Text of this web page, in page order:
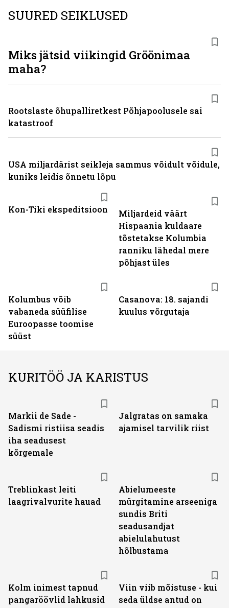
SUURED SEIKLUSED
Kon-Tiki ekspeditsioon
Miljardeid väärt
Hispaania kuldaare
tõstetakse Kolumbia
ranniku lähedal mere
põhjast üles
Kolumbus võib
vabaneda süüfilise
Euroopasse toomise
süüst
Casanova: 18. sajandi
kuulus võrgutaja
Miks jätsid viikingid Gröönimaa
maha?
Rootslaste õhupalliretkest Põhjapoolusele sai
katastroof
USA miljardärist seikleja sammus võidult võidule,
kuniks leidis õnnetu lõpu
KURITÖÖ JA KARISTUS
Markii de Sade -
Sadismi ristiisa seadis
iha seadusest
kõrgemale
Jalgratas on samaka
ajamisel tarvilik riist
Treblinkast leiti
laagrivalvurite hauad
Abielumeeste
mürgitamine arseeniga
sundis Briti
seadusandjat
abielulahutust
hõlbustama
Kolm inimest tapnud
pangaröövlid lahkusid
Viin viib mõistuse - kui
seda üldse antud on